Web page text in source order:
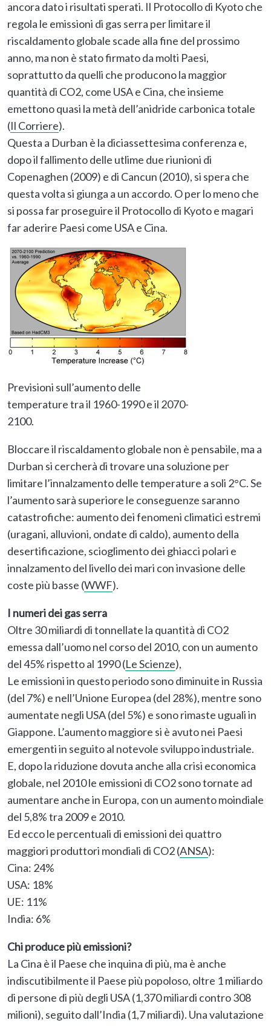
ancora dato i risultati sperati. Il Protocollo di Kyoto che
regola le emissioni di gas serra per limitare il
riscaldamento globale scade alla fine del prossimo
anno, ma non è stato firmato da molti Paesi,
soprattutto da quelli che producono la maggior
quantità di CO2, come USA e Cina, che insieme
emettono quasi la metà dell’anidride carbonica totale
(Il Corriere).
Questa a Durban è la diciassettesima conferenza e,
dopo il fallimento delle utlime due riunioni di
Copenaghen (2009) e di Cancun (2010), si spera che
questa volta si giunga a un accordo. O per lo meno che
si possa far proseguire il Protocollo di Kyoto e magari
far aderire Paesi come USA e Cina.
Previsioni sull’aumento delle
temperature tra il 1960-1990 e il 2070-
2100.
Bloccare il riscaldamento globale non è pensabile, ma a
Durban si cercherà di trovare una soluzione per
limitare l’innalzamento delle temperature a soli 2°C. Se
l’aumento sarà superiore le conseguenze saranno
catastrofiche: aumento dei fenomeni climatici estremi
(uragani, alluvioni, ondate di caldo), aumento della
desertificazione, scioglimento dei ghiacci polari e
innalzamento del livello dei mari con invasione delle
coste più basse (WWF).
I numeri dei gas serra
Oltre 30 miliardi di tonnellate la quantità di CO2
emessa dall’uomo nel corso del 2010, con un aumento
del 45% rispetto al 1990 (Le Scienze),
Le emissioni in questo periodo sono diminuite in Russia
(del 7%) e nell’Unione Europea (del 28%), mentre sono
aumentate negli USA (del 5%) e sono rimaste uguali in
Giappone. L’aumento maggiore si è avuto nei Paesi
emergenti in seguito al notevole sviluppo industriale.
E, dopo la riduzione dovuta anche alla crisi economica
globale, nel 2010 le emissioni di CO2 sono tornate ad
aumentare anche in Europa, con un aumento moindiale
del 5,8% tra 2009 e 2010.
Ed ecco le percentuali di emissioni dei quattro
maggiori produttori mondiali di CO2 (ANSA):
Cina: 24%
USA: 18%
UE: 11%
India: 6%
Chi produce più emissioni?
La Cina è il Paese che inquina di più, ma è anche
indiscutibilmente il Paese più popoloso, oltre 1 miliardo
di persone di più degli USA (1,370 miliardi contro 308
milioni), seguito dall’India (1,7 miliardi). Una valutazione